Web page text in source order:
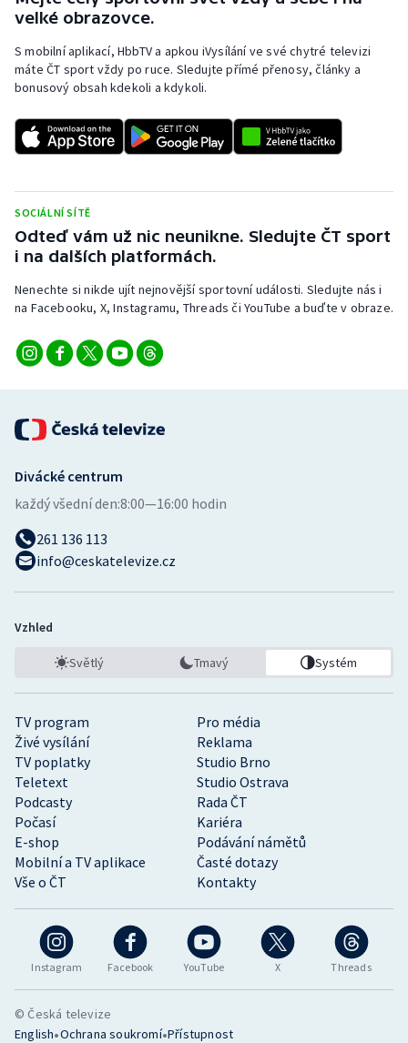
velké obrazovce.
S mobilní aplikací, HbbTV a apkou iVysílání ve své chytré televizi
máte ČT sport vždy po ruce. Sledujte přímé přenosy, články a
bonusový obsah kdekoli a kdykoli.
SOCIÁLNÍ SÍTĚ
Odteď vám už nic neunikne. Sledujte ČT sport
i na dalších platformách.
Nenechte si nikde ujít nejnovější sportovní události. Sledujte nás i
na Facebooku, X, Instagramu, Threads či YouTube a buďte v obraze.
Instagram Facebook YouTube X Threads
TV program
Pro média
Živé vysílání
Reklama
TV poplatky
Studio Brno
Teletext
Studio Ostrava
Podcasty
Rada ČT
Počasí
Kariéra
E-shop
Podávání námětů
Mobilní a TV aplikace
Časté dotazy
Vše o ČT
Kontakty
Divácké centrum
každý všední den:8:00—16:00 hodin
261 136 113
info@ceskatelevize.cz
Vzhled
Světlý Tmavý Systém
© Česká televize
English•Ochrana soukromí•Přístupnost